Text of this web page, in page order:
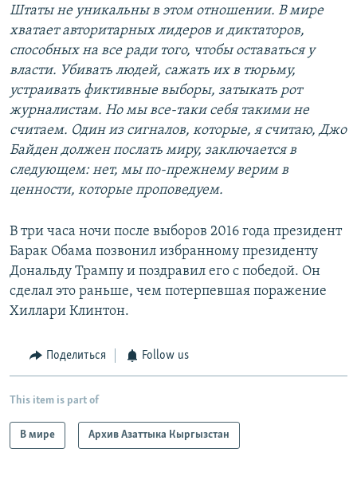
Штаты не уникальны в этом отношении. В мире
хватает авторитарных лидеров и диктаторов,
способных на все ради того, чтобы оставаться у
власти. Убивать людей, сажать их в тюрьму,
устраивать фиктивные выборы, затыкать рот
журналистам. Но мы все-таки себя такими не
считаем. Один из сигналов, которые, я считаю, Джо
Байден должен послать миру, заключается в
следующем: нет, мы по-прежнему верим в
ценности, которые проповедуем.
В три часа ночи после выборов 2016 года президент
Барак Обама позвонил избранному президенту
Дональду Трампу и поздравил его с победой. Он
сделал это раньше, чем потерпевшая поражение
Хиллари Клинтон.
Поделиться Follow us
This item is part of
В мире Архив Азаттыка Кыргызстан